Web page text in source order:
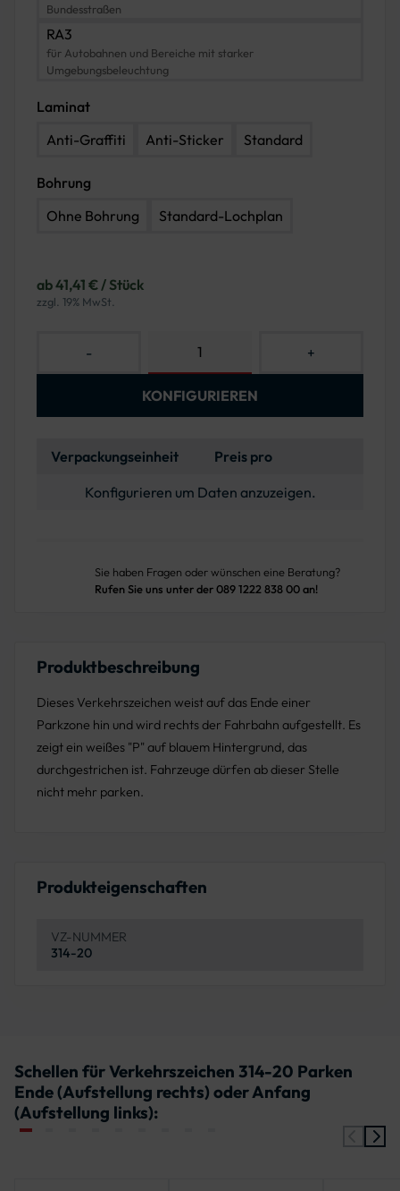
Bundesstraßen
RA3
für Autobahnen und Bereiche mit starker
Umgebungsbeleuchtung
Laminat
Anti-Graffiti
Anti-Sticker Standard
Bohrung
Ohne Bohrung
Standard-Lochplan
ab 41,41 € / Stück
zzgl. 19% MwSt.
- +
KONFIGURIEREN
Verpackungseinheit
Preis pro
Konfigurieren um Daten anzuzeigen.
Sie haben Fragen oder wünschen eine Beratung?
Rufen Sie uns unter der 089 1222 838 00 an!
Produktbeschreibung
Dieses Verkehrszeichen weist auf das Ende einer
Parkzone hin und wird rechts der Fahrbahn aufgestellt. Es
zeigt ein weißes "P" auf blauem Hintergrund, das
durchgestrichen ist. Fahrzeuge dürfen ab dieser Stelle
nicht mehr parken.
Produkteigenschaften
VZ-NUMMER
314-20
Schellen für Verkehrszeichen 314-20 Parken
Ende (Aufstellung rechts) oder Anfang
(Aufstellung links):